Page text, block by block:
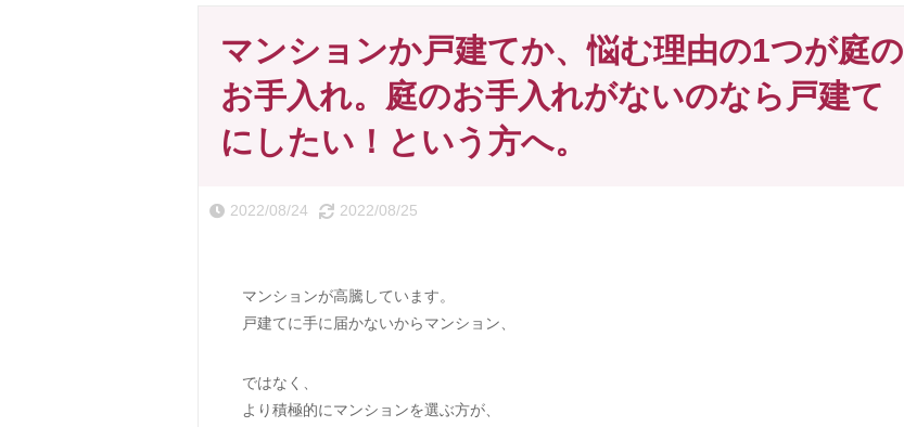
マンションか戸建てか、悩む理由の1つが庭の
お手入れ。庭のお手入れがないのなら戸建て
にしたい！という方へ。
2022/08/24 2022/08/25
マンションが高騰しています。
戸建てに手に届かないからマンション、
ではなく、
より積極的にマンションを選ぶ方が、